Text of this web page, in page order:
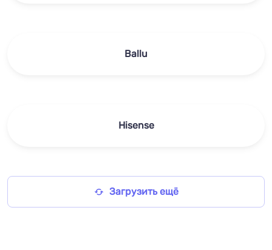
Ballu
Hisense
Загрузить ещё